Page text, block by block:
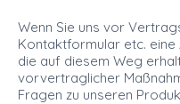
Wenn Sie uns vor
Kontaktformular etc.
die auf diesem Weg
vorvertraglicher
Fragen zu unseren